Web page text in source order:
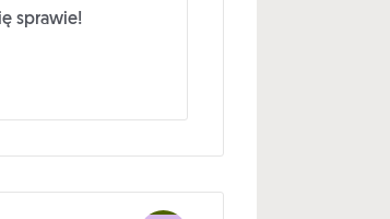
sprawie!